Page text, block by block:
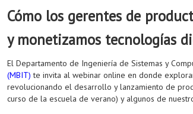
Cómo los gerentes de
y monetizamos tecnologías
El Departamento de Ingeniería de Sistemas y
(MBIT) te invita al webinar online en donde
revolucionando el desarrollo y lanzamiento de
curso de la escuela de verano) y algunos de